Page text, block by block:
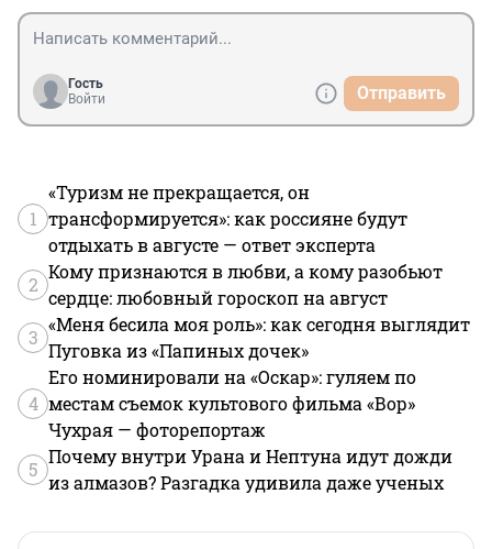
Гость
Войти
Отправить
1
«Туризм не прекращается, он
трансформируется»: как россияне будут
отдыхать в августе — ответ эксперта
2
Кому признаются в любви, а кому разобьют
сердце: любовный гороскоп на август
3
«Меня бесила моя роль»: как сегодня выглядит
Пуговка из «Папиных дочек»
4
Его номинировали на «Оскар»: гуляем по
местам съемок культового фильма «Вор»
Чухрая — фоторепортаж
5
Почему внутри Урана и Нептуна идут дожди
из алмазов? Разгадка удивила даже ученых